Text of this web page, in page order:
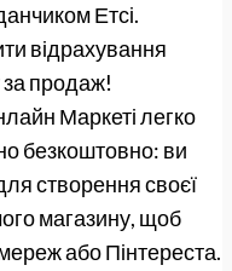
Етсі.
відрахування
продаж!
Маркеті легко
безкоштовно: ви
створення своєї
магазину, щоб
або Пінтереста.